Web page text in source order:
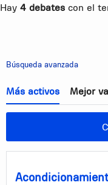
Hay 4 debates con el
Búsqueda avanzada
Más activos Mejor